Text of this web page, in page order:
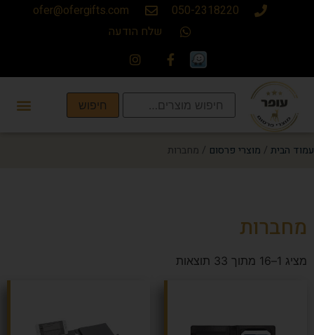
050-2318220
ofer@ofergifts.com
שלח הודעה
חיפוש
עמוד הבית / מוצרי פרסום / מחברות
מחברות
מציג 1–16 מתוך 33 תוצאות